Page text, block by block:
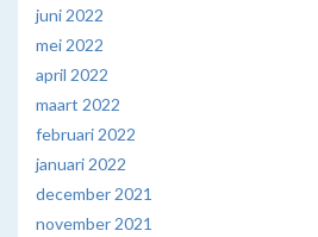
juni 2022
mei 2022
april 2022
maart 2022
februari 2022
januari 2022
december 2021
november 2021